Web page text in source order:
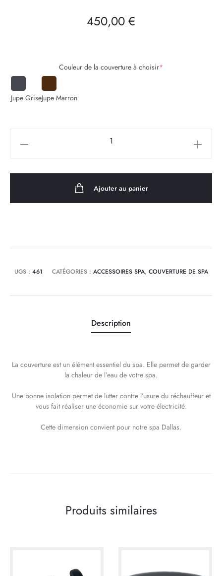
450,00 €
Couleur de la couverture à choisir*
Jupe GriseJupe Marron
Ajouter au panier
UGS : 461 CATÉGORIES : ACCESSOIRES SPA, COUVERTURE DE SPA
Description
La couverture est un élément essentiel du spa. Elle permet de garder
la chaleur de l’eau de votre spa.
Une bonne isolation permet de lutter contre l’usure du réchauffeur et
vous fait réaliser une économie sur votre électricité.
Cette dimension convient pour notre spa Dallas.
Produits similaires